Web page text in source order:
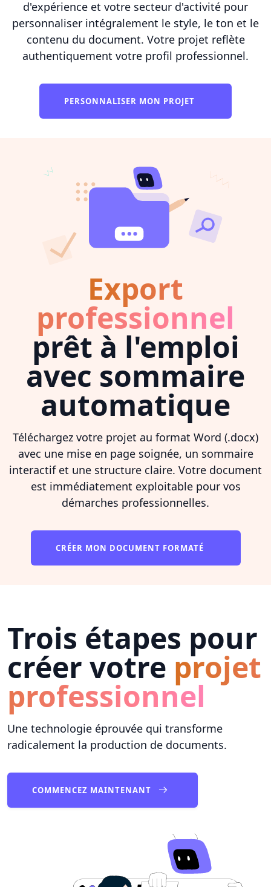
d'expérience et votre secteur d'activité pour
personnaliser intégralement le style, le ton et le
contenu du document. Votre projet reflète
authentiquement votre profil professionnel.
PERSONNALISER MON PROJET
Export
professionnel
prêt à l'emploi
avec sommaire
automatique
Téléchargez votre projet au format Word (.docx)
avec une mise en page soignée, un sommaire
interactif et une structure claire. Votre document
est immédiatement exploitable pour vos
démarches professionnelles.
CRÉER MON DOCUMENT FORMATÉ
Trois étapes pour
créer votre projet
professionnel
Une technologie éprouvée qui transforme
radicalement la production de documents.
COMMENCEZ MAINTENANT